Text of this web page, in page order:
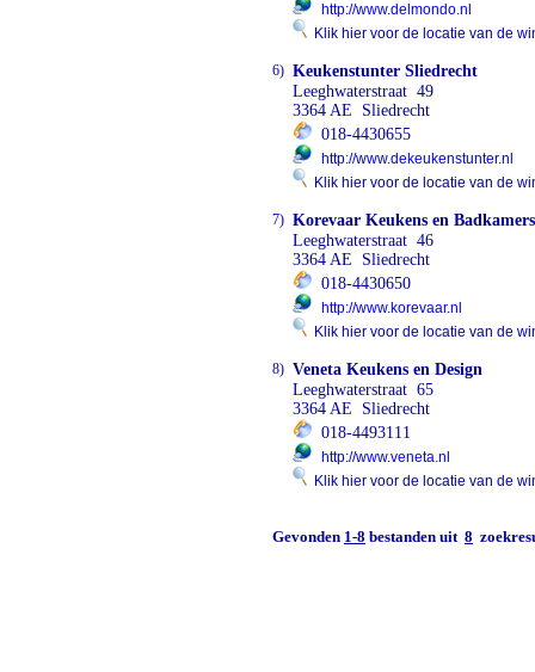
http://www.delmondo.nl
Klik hier voor de locatie van de
6) Keukenstunter Sliedrecht
Leeghwaterstraat 49
3364 AE Sliedrecht
018-4430655
http://www.dekeukenstunter.nl
Klik hier voor de locatie van de
7) Korevaar Keukens en Badkamers
Leeghwaterstraat 46
3364 AE Sliedrecht
018-4430650
http://www.korevaar.nl
Klik hier voor de locatie van de
8) Veneta Keukens en Design
Leeghwaterstraat 65
3364 AE Sliedrecht
018-4493111
http://www.veneta.nl
Klik hier voor de locatie van de
Gevonden 1-8 bestanden uit 8